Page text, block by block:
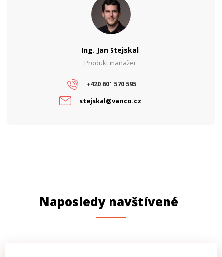
Ing. Jan Stejskal
Produkt manažer
+420 601 570 595
stejskal@vanco.cz
Naposledy navštívené